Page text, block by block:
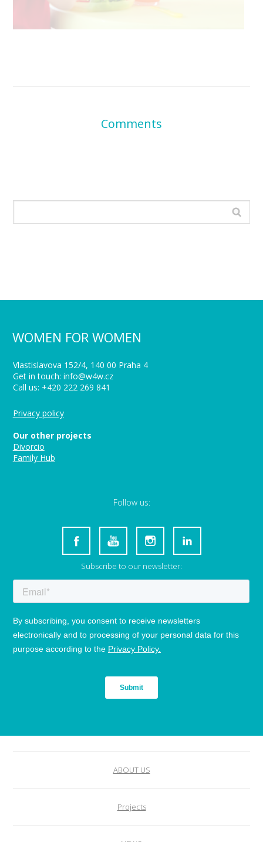
Comments
WOMEN FOR WOMEN
Vlastislavova 152/4, 140 00 Praha 4
Get in touch: info@w4w.cz
Call us: +420 222 269 841
Privacy policy
Our other projects
Divorcio
Family Hub
Follow us:
Subscribe to our newsletter:
ABOUT US
Projects